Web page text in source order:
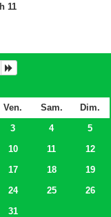
h 11
Ven. Sam.
Dim.
3 4
5
10 11
12
17 18
19
24 25
26
31